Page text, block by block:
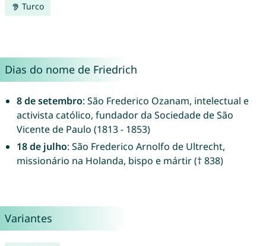
Turco
Dias do nome de Friedrich
8 de setembro: São Frederico Ozanam, intelectual e
activista católico, fundador da Sociedade de São
Vicente de Paulo (1813 - 1853)
18 de julho: São Frederico Arnolfo de Ultrecht,
missionário na Holanda, bispo e mártir († 838)
Variantes